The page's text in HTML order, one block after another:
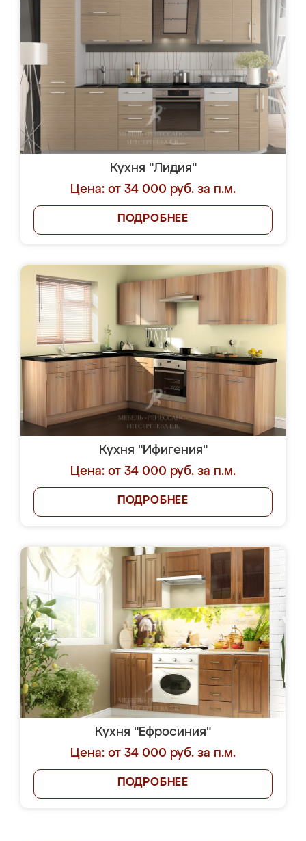
Кухня "Лидия"
Цена: от 34 000 руб. за п.м.
ПОДРОБНЕЕ
Кухня "Ифигения"
Цена: от 34 000 руб. за п.м.
ПОДРОБНЕЕ
Кухня "Ефросиния"
Цена: от 34 000 руб. за п.м.
ПОДРОБНЕЕ